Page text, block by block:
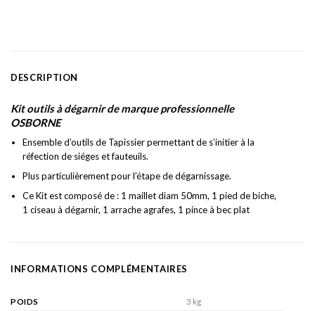
DESCRIPTION
Kit outils à dégarnir de marque professionnelle
OSBORNE
Ensemble d’outils de Tapissier permettant de s’initier à la
réfection de siéges et fauteuils.
Plus particulièrement pour l’étape de dégarnissage.
Ce Kit est composé de : 1 maillet diam 50mm, 1 pied de biche,
1 ciseau à dégarnir, 1 arrache agrafes, 1 pince à bec plat
INFORMATIONS COMPLÉMENTAIRES
POIDS 3 kg